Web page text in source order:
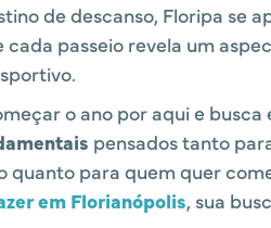
de descanso, Floripa se
passeio revela um
o ano por aqui e
pensados tanto
quanto para quem quer
em Florianópolis, sua